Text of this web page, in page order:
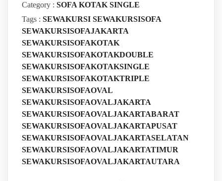
Category : SOFA KOTAK SINGLE
Tags : SEWAKURSI SEWAKURSISOFA
SEWAKURSISOFAJAKARTA
SEWAKURSISOFAKOTAK
SEWAKURSISOFAKOTAKDOUBLE
SEWAKURSISOFAKOTAKSINGLE
SEWAKURSISOFAKOTAKTRIPLE
SEWAKURSISOFAOVAL
SEWAKURSISOFAOVALJAKARTA
SEWAKURSISOFAOVALJAKARTABARAT
SEWAKURSISOFAOVALJAKARTAPUSAT
SEWAKURSISOFAOVALJAKARTASELATAN
SEWAKURSISOFAOVALJAKARTATIMUR
SEWAKURSISOFAOVALJAKARTAUTARA